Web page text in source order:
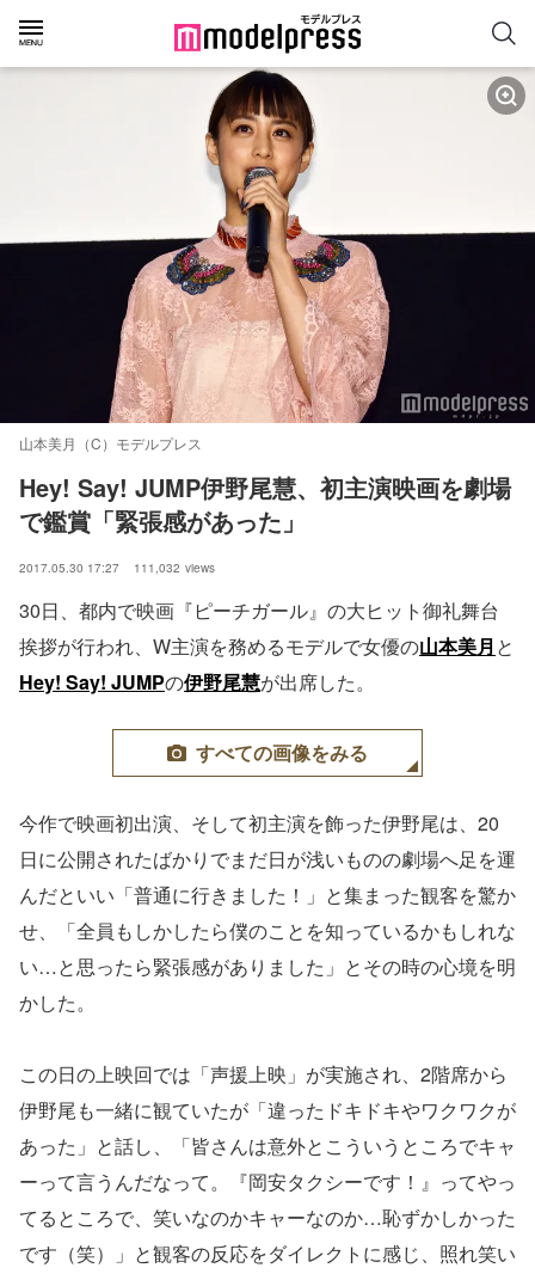
山本美月（C）モデルプレス
Hey! Say! JUMP伊野尾慧、初主演映画を劇場
で鑑賞「緊張感があった」
2017.05.30 17:27 111,032 views
30日、都内で映画『ピーチガール』の大ヒット御礼舞台
挨拶が行われ、W主演を務めるモデルで女優の山本美月と
Hey! Say! JUMPの伊野尾慧が出席した。
すべての画像をみる
今作で映画初出演、そして初主演を飾った伊野尾は、20
日に公開されたばかりでまだ日が浅いものの劇場へ足を運
んだといい「普通に行きました！」と集まった観客を驚か
せ、「全員もしかしたら僕のことを知っているかもしれな
い…と思ったら緊張感がありました」とその時の心境を明
かした。
この日の上映回では「声援上映」が実施され、2階席から
伊野尾も一緒に観ていたが「違ったドキドキやワクワクが
あった」と話し、「皆さんは意外とこういうところでキャ
ーって言うんだなって。『岡安タクシーです！』ってやっ
てるところで、笑いなのかキャーなのか…恥ずかしかった
です（笑）」と観客の反応をダイレクトに感じ、照れ笑い